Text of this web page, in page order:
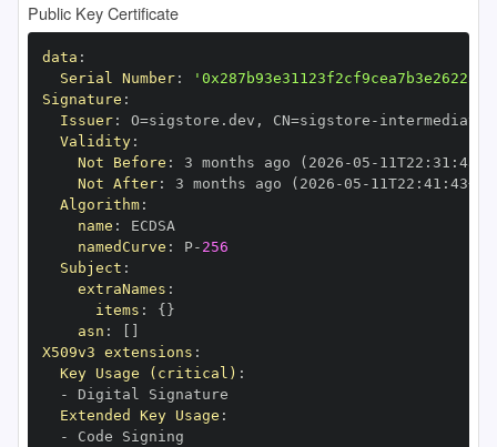
Public Key Certificate
data :
Serial Number:
Signature :
Issuer: O=sigstore.dev , CN=sigstore -
Validity:
Not Before : 3 months ago (2026 -05 - 11T22 : 31 :
Not After: 3 months ago (2026 -05 - 11T22 : 41 : 43+00
Algorithm:
name :
namedCurve : P- 256
Subject :
extraNames :
items : { }
asn :
X509v3 extensions :
Key Usage (critical) :
-
Extended Key Usage :
-